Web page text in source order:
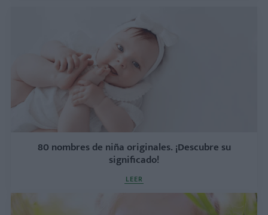
80 nombres de niña originales. ¡Descubre su
significado!
LEER